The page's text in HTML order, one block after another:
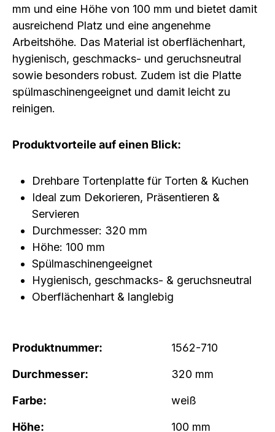
mm und eine Höhe von 100 mm und bietet damit
ausreichend Platz und eine angenehme
Arbeitshöhe. Das Material ist oberflächenhart,
hygienisch, geschmacks- und geruchsneutral
sowie besonders robust. Zudem ist die Platte
spülmaschinengeeignet und damit leicht zu
reinigen.
Produktvorteile auf einen Blick:
Drehbare Tortenplatte für Torten & Kuchen
Ideal zum Dekorieren, Präsentieren &
Servieren
Durchmesser: 320 mm
Höhe: 100 mm
Spülmaschinengeeignet
Hygienisch, geschmacks- & geruchsneutral
Oberflächenhart & langlebig
Produktnummer: 1562-710
Durchmesser: 320 mm
Farbe: weiß
Höhe: 100 mm